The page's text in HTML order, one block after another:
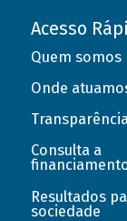
Acesso
Quem somos
Onde
Consulta a
Resultados
sociedade